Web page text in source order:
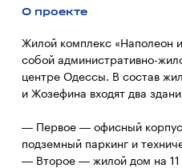
О проекте
Жилой комплекс «Наполеон
собой административно-
центре Одессы. В состав
и Жозефина входят два
— Первое — офисный
подземный паркинг и
— Второе — жилой дом на 11